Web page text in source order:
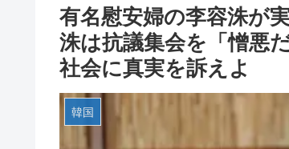
有名慰安婦の李容洙が
洙は抗議集会を「憎
社会に真実を訴えよ
韓国